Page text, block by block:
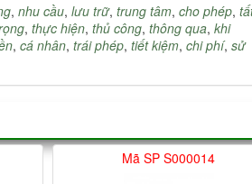
, nhu cầu, lưu trữ, trung tâm, cho phép,
, thực hiện, thủ công, thông qua, khi
, cá nhân, trái phép, tiết kiệm, chi phí, sử
Mã SP S000014